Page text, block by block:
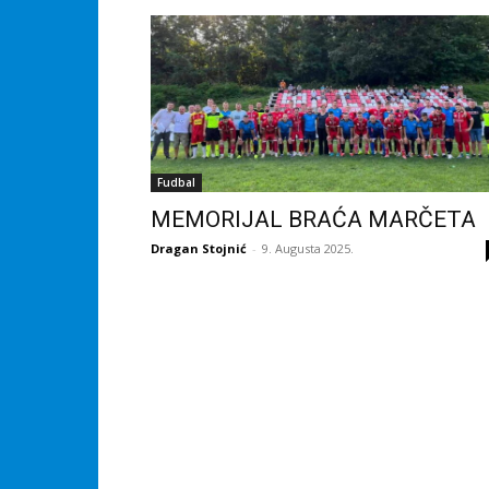
Fudbal
MEMORIJAL BRAĆA MARČETA
Dragan Stojnić - 9. Augusta 2025.